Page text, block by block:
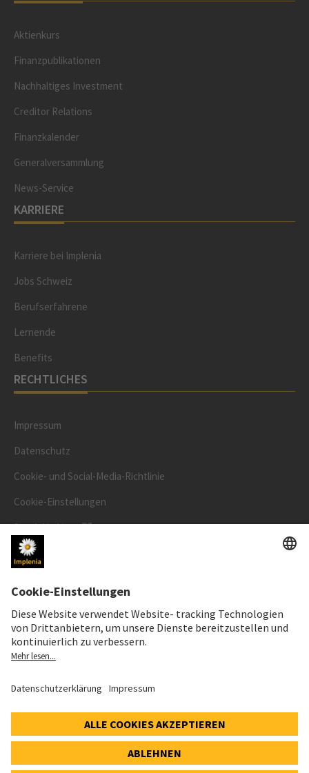
Aktienkurs
Finanzpublikationen
Nachhaltiges Investment
Creditor Relations
Finanzkalender
Generalversammlung
News-Service
KARRIERE
Karriere bei Implenia
Jobs Schweiz
Berufserfahrene
Lernende
Benefits
RECHTLICHES
Impressum
Datenschutz
Cookie- und Social-Media-Richtlinie
Cookie-Einstellungen
Speak Up Line
AKTIENKURS
SWX: Implenia AG
ISIN: CH0023868554
61,80 CHF
-0,50 CHF (-0,80%)
Details